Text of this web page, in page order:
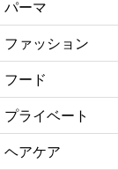
パーマ
ファッション
フード
プライベート
ヘアケア